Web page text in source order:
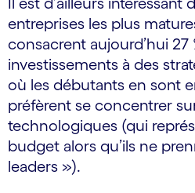
entreprises les plus
consacrent aujourd’hui 27
investissements à des
où les débutants en sont
préfèrent se concentrer
technologiques (qui
budget alors qu’ils ne
leaders »).